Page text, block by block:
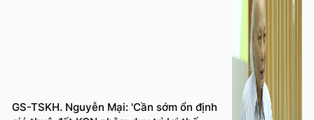
GS-TSKH. Nguyễn Mại: 'Cần sớm ổn định